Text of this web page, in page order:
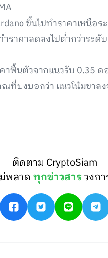
ขึ้นไปทำราคาเหนือร
ราคาลดลงไปต่ำกว่าระดั
าฟื้นตัวจากแนวรับ 0.35 ด
ที่บ่งบอกว่า แนวโน้มขาล
ติดตาม CryptoSiam
ม่พลาดทุกข่าวสารวงก